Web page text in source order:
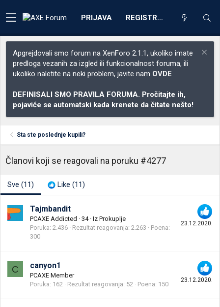
PRIJAVA REGISTRACIJA
Apgrejdovali smo forum na XenForo 2.1.1, ukoliko imate
predloga vezanih za izgled ili funkcionalnost foruma, ili
ukoliko naletite na neki problem, javite nam OVDE
DEFINISALI SMO PRAVILA FORUMA. Pročitajte ih,
pojaviće se automatski kada krenete da čitate nešto!
Sta ste poslednje kupili?
Članovi koji se reagovali na poruku #4277
Sve (11) Like (11)
23.12.2020.
Tajmbandit
PCAXE Addicted · 34 · Iz Prokuplje
Poruka 2.436 Rezultat reagovanja 2.263
Poena
300
C
23.12.2020.
canyon1
PCAXE Member
Poruka 162 Rezultat reagovanja 52 Poena 150